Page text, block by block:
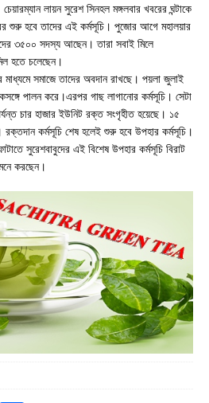
চেয়ারম্যান লায়ন সুরেশ সিনহল মঙ্গলবার খবরের ঘন্টাকে
শুরু হবে তাদের এই কর্মসূচি। পুজোর আগে মহালয়ার
৩৫০০ সদস্য আছেন। তারা সবাই মিলে
হতে চলেছেন।
মাধ্যমে সমাজে তাদের অবদান রাখছে। পয়লা জুলাই
পালন করে।এরপর গাছ লাগানোর কর্মসূচি। সেটা
চার হাজার ইউনিট রক্ত সংগৃহীত হয়েছে। ১৫
রক্তদান কর্মসূচি শেষ হলেই শুরু হবে উপহার কর্মসূচি।
সুরেশবাবুদের এই বিশেষ উপহার কর্মসূচি বিরাট
করছেন।